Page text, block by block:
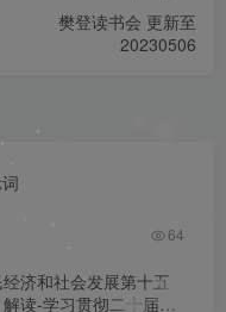
樊登读书会 更新至
20230506
64
经济和社会发展第十五
读-学习贯彻二十届四